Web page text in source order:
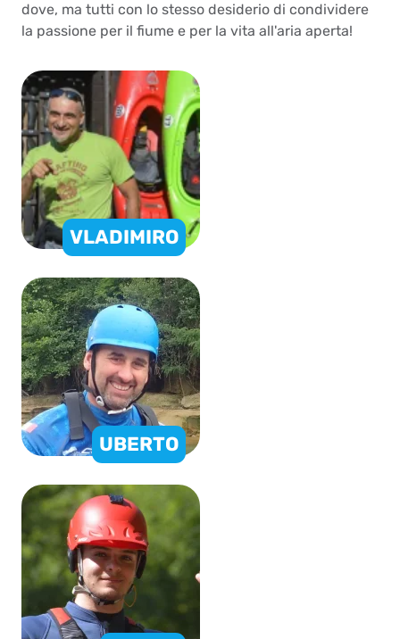
dove, ma tutti con lo stesso desiderio di condividere
la passione per il fiume e per la vita all'aria aperta!
VLADIMIRO
UBERTO